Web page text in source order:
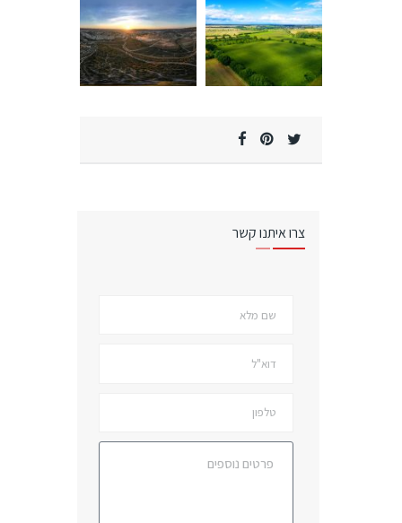
צרו איתנו קשר